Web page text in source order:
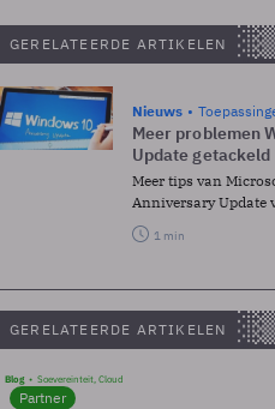
GERELATEERDE ARTIKELEN
Nieuws
Meer problemen
Update getackeld
Meer tips van
Anniversary Update
1 min
GERELATEERDE ARTIKELEN
Blog Soevereinteit, Cloud
Partner